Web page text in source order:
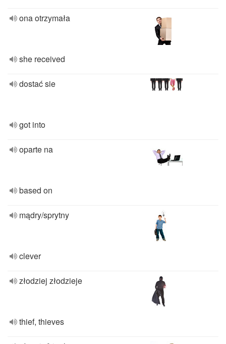
ona otrzymała
she received
dostać sie
got into
oparte na
based on
mądry/sprytny
clever
złodziej złodzieje
thief, thieves